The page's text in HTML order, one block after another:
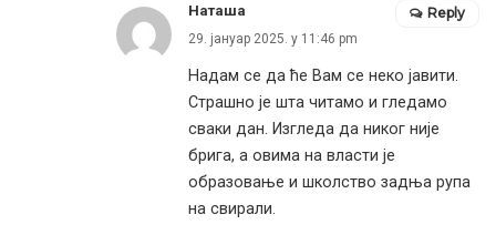
Наташа
29. јануар 2025. у 11:46 pm
Надам се да ће Вам се неко јавити.
Страшно је шта читамо и гледамо
сваки дан. Изгледа да никог није
брига, а овима на власти је
образовање и школство задња рупа
на свирали.
Reply